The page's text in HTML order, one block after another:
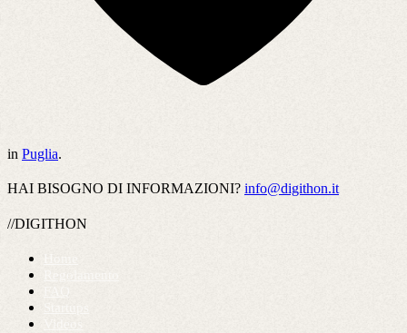
in Puglia.
HAI BISOGNO DI INFORMAZIONI? info@digithon.it
//DIGITHON